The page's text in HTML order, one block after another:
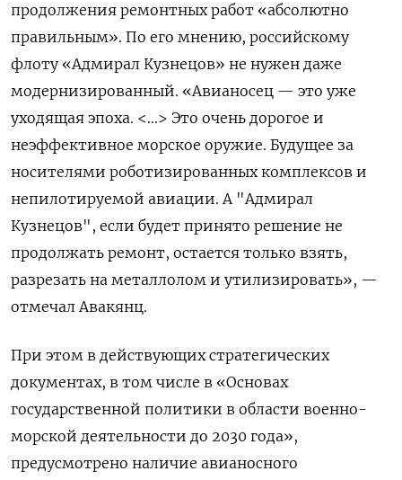
продолжения ремонтных работ «абсолютно
правильным». По его мнению, российскому
флоту «Адмирал Кузнецов» не нужен даже
модернизированный. «Авианосец — это уже
уходящая эпоха. <…> Это очень дорогое и
неэффективное морское оружие. Будущее за
носителями роботизированных комплексов и
непилотируемой авиации. А "Адмирал
Кузнецов", если будет принято решение не
продолжать ремонт, остается только взять,
разрезать на металлолом и утилизировать», —
отмечал Авакянц.
При этом в действующих стратегических
документах, в том числе в «Основах
государственной политики в области военно-
морской деятельности до 2030 года»,
предусмотрено наличие авианосного